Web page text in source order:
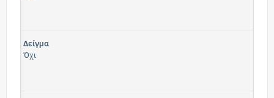
Δείγμα
Όχι